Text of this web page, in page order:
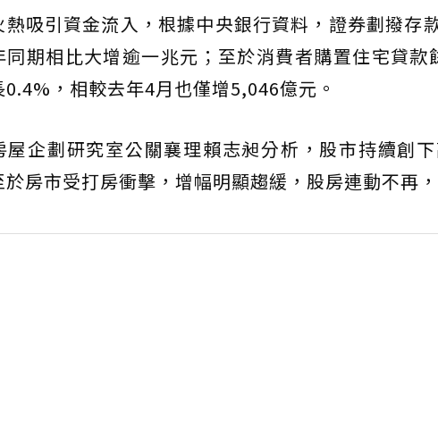
熱吸引資金流入，根據中央銀行資料，證券劃撥存
同期相比大增逾一兆元；至於消費者購置住宅貸款
0.4%，相較去年4月也僅增5,046億元。
屋企劃研究室公關襄理賴志昶分析，股市持續創
於房市受打房衝擊，增幅明顯趨緩，股房連動不再